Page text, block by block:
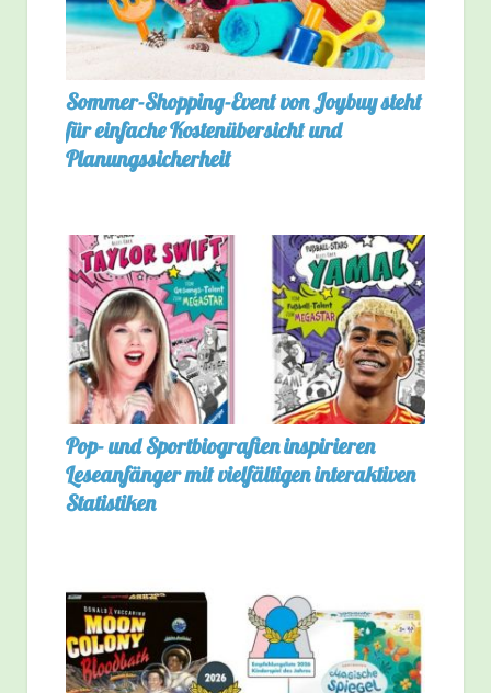
Sommer-Shopping-Event von Joybuy steht
für einfache Kostenübersicht und
Planungssicherheit
Pop- und Sportbiografien inspirieren
Leseanfänger mit vielfältigen interaktiven
Statistiken